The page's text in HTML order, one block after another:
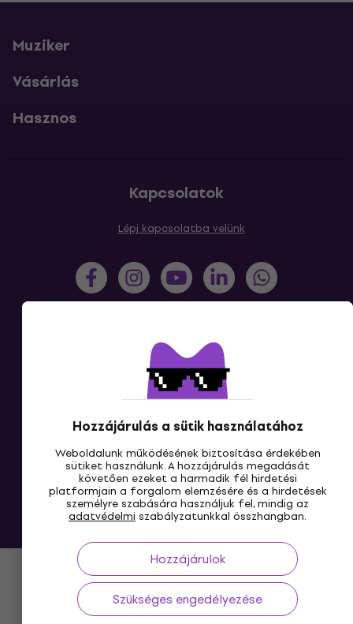
Hozzájárulás a sütik használatához
Weboldalunk működésének biztosítása érdekében
sütiket használunk. A hozzájárulás megadását
követően ezeket a harmadik fél hirdetési
platformjain a forgalom elemzésére és a hirdetések
személyre szabására használjuk fel, mindig az
adatvédelmi szabályzatunkkal összhangban.
Hozzájárulok
Szükséges engedélyezése
Muziker
Vásárlás
Hasznos
Kapcsolatok
Lépj kapcsolatba velünk
HU